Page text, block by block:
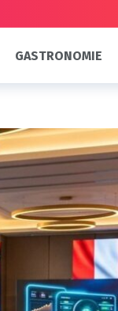
GASTRONOMIE